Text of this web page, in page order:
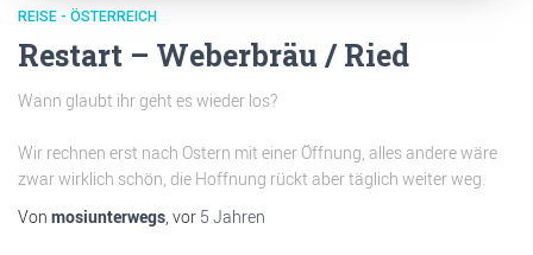
REISE - ÖSTERREICH
Restart – Weberbräu / Ried
Wann glaubt ihr geht es wieder los?
Wir rechnen erst nach Ostern mit einer Öffnung, alles andere wäre
zwar wirklich schön, die Hoffnung rückt aber täglich weiter weg.
Von mosiunterwegs, vor 5 Jahren